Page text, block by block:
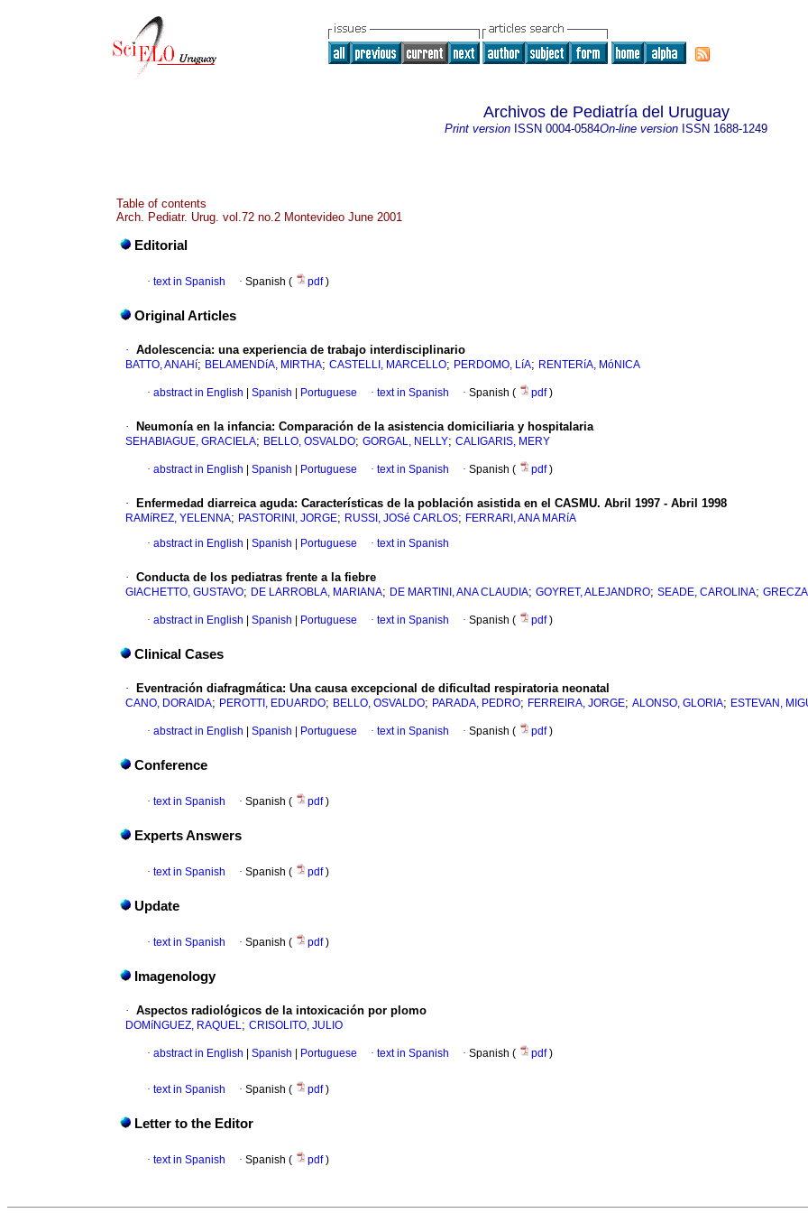
Archivos de Pediatría del Uruguay
Print version ISSN 0004-0584On-line version ISSN 1688-1249
Table of contents
Arch. Pediatr. Urug. vol.72 no.2 Montevideo June 2001
Editorial
· text in Spanish · Spanish ( pdf)
Original Articles
· Adolescencia: una experiencia de trabajo interdisciplinario
BATTO, ANAHí; BELAMENDíA, MIRTHA; CASTELLI, MARCELLO; PERDOMO, LíA; RENTERíA, MóNICA
· abstract in English Spanish Portuguese · text in Spanish · Spanish ( pdf)
· Neumonía en la infancia: Comparación de la asistencia domiciliaria y hospitalaria
SEHABIAGUE, GRACIELA; BELLO, OSVALDO; GORGAL, NELLY; CALIGARIS, MERY
· abstract in English Spanish Portuguese · text in Spanish · Spanish ( pdf)
· Enfermedad diarreica aguda: Características de la población asistida en el CASMU. Abril 1997 - Abril 1998
RAMíREZ, YELENNA; PASTORINI, JORGE; RUSSI, JOSé CARLOS; FERRARI, ANA MARíA
· abstract in English Spanish Portuguese · text in Spanish
· Conducta de los pediatras frente a la fiebre
GIACHETTO, GUSTAVO; DE LARROBLA, MARIANA; DE MARTINI, ANA CLAUDIA; GOYRET, ALEJANDRO; SEADE, CAROLINA;
· abstract in English Spanish Portuguese · text in Spanish · Spanish ( pdf)
Clinical Cases
· Eventración diafragmática: Una causa excepcional de dificultad respiratoria neonatal
CANO, DORAIDA; PEROTTI, EDUARDO; BELLO, OSVALDO; PARADA, PEDRO; FERREIRA, JORGE; ALONSO, GLORIA; ESTEVAN,
· abstract in English Spanish Portuguese · text in Spanish · Spanish ( pdf)
Conference
· text in Spanish · Spanish ( pdf)
Experts Answers
· text in Spanish · Spanish ( pdf)
Update
· text in Spanish · Spanish ( pdf)
Imagenology
· Aspectos radiológicos de la intoxicación por plomo
DOMíNGUEZ, RAQUEL; CRISOLITO, JULIO
· abstract in English Spanish Portuguese · text in Spanish · Spanish ( pdf)
· text in Spanish · Spanish ( pdf)
Letter to the Editor
· text in Spanish · Spanish ( pdf)